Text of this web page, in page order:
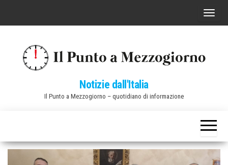
C
a
v
Notizie dall'Italia
Il Punto a Mezzogiorno – quotidiano di informazione